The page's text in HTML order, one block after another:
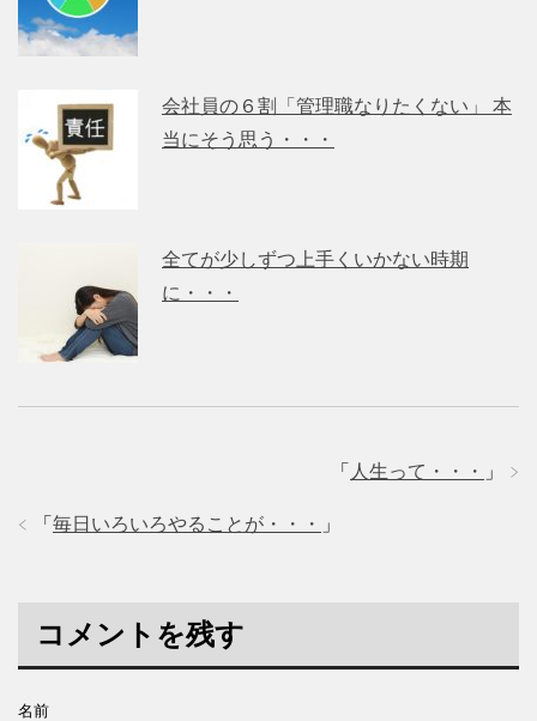
会社員の６割「管理職なりたくない」 本
当にそう思う・・・
全てが少しずつ上手くいかない時期
に・・・
「 人生って・・・ 」
「 毎日いろいろやることが・・・ 」
コメントを残す
名前